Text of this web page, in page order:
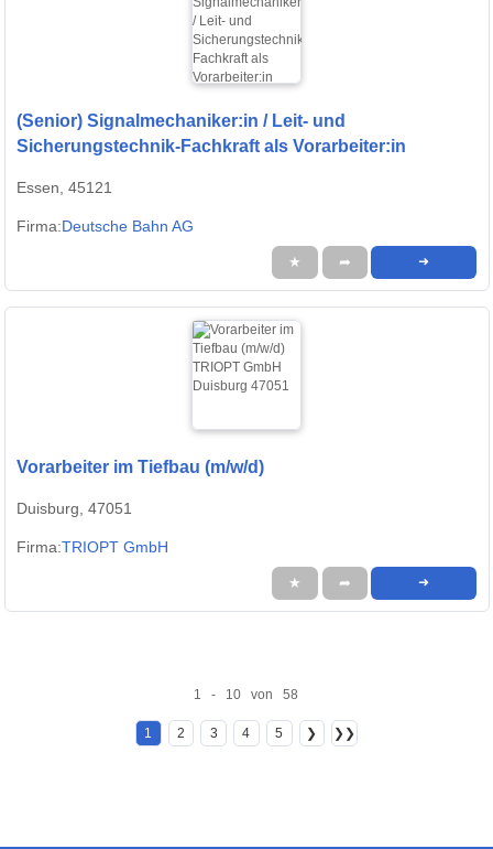
(Senior) Signalmechaniker:in / Leit- und
Sicherungstechnik-Fachkraft als Vorarbeiter:in
Essen, 45121
Firma:Deutsche Bahn AG
★ ➦ ➜
Vorarbeiter im Tiefbau (m/w/d)
Duisburg, 47051
Firma:TRIOPT GmbH
★ ➦ ➜
1 - 10 von 58
1 2 3 4 5 ❯ ❯❯